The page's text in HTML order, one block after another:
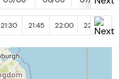
21:30 21:45 22:00 22:15